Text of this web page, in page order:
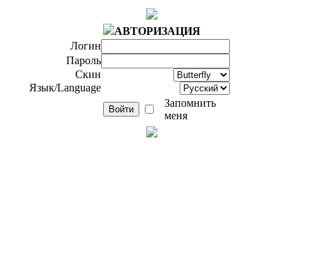
АВТОРИЗАЦИЯ
Логин
Пароль
Скин
Язык/Language
Запомнить
меня